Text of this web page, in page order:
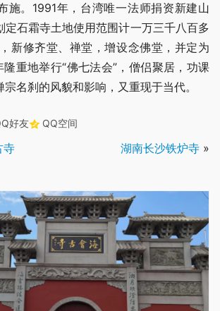
施。1991年，台湾唯一法师捐资新建山
定石霜寺土地使用范围计一万三千八百多
新修齐堂、禅堂，增设念佛堂，并定为
隆重地举行“佛七法会”，僧侣聚居，功课
名刹的风貌和影响，又重现于当代。
好友 QQ空间
寺 湖南长沙铁炉寺 »